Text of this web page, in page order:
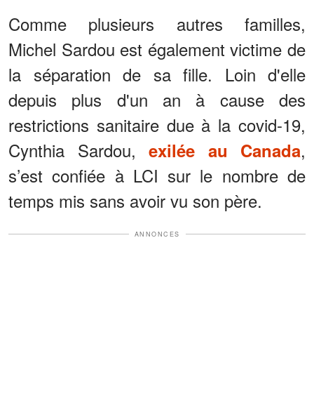
Comme plusieurs autres familles,
Michel Sardou est également victime de
la séparation de sa fille. Loin d'elle
depuis plus d'un an à cause des
restrictions sanitaire due à la covid-19,
Cynthia Sardou, exilée au Canada,
s’est confiée à LCI sur le nombre de
temps mis sans avoir vu son père.
ANNONCES